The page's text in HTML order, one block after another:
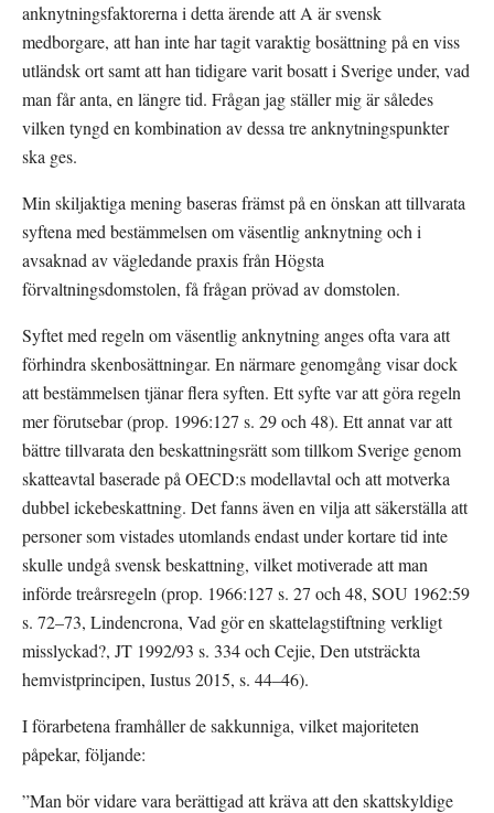
anknytningsfaktorerna i detta ärende att A är svensk
medborgare, att han inte har tagit varaktig bosättning på en viss
utländsk ort samt att han tidigare varit bosatt i Sverige under, vad
man får anta, en längre tid. Frågan jag ställer mig är således
vilken tyngd en kombination av dessa tre anknytningspunkter
ska ges.
Min skiljaktiga mening baseras främst på en önskan att tillvarata
syftena med bestämmelsen om väsentlig anknytning och i
avsaknad av vägledande praxis från Högsta
förvaltningsdomstolen, få frågan prövad av domstolen.
Syftet med regeln om väsentlig anknytning anges ofta vara att
förhindra skenbosättningar. En närmare genomgång visar dock
att bestämmelsen tjänar flera syften. Ett syfte var att göra regeln
mer förutsebar (prop. 1996:127 s. 29 och 48). Ett annat var att
bättre tillvarata den beskattningsrätt som tillkom Sverige genom
skatteavtal baserade på OECD:s modellavtal och att motverka
dubbel ickebeskattning. Det fanns även en vilja att säkerställa att
personer som vistades utomlands endast under kortare tid inte
skulle undgå svensk beskattning, vilket motiverade att man
införde treårsregeln (prop. 1966:127 s. 27 och 48, SOU 1962:59
s. 72–73, Lindencrona, Vad gör en skattelagstiftning verkligt
misslyckad?, JT 1992/93 s. 334 och Cejie, Den utsträckta
hemvistprincipen, Iustus 2015, s. 44–46).
I förarbetena framhåller de sakkunniga, vilket majoriteten
påpekar, följande:
”Man bör vidare vara berättigad att kräva att den skattskyldige